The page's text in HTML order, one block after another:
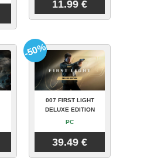
11.99 €
007 FIRST LIGHT
DELUXE EDITION
PC
39.49 €
-50%